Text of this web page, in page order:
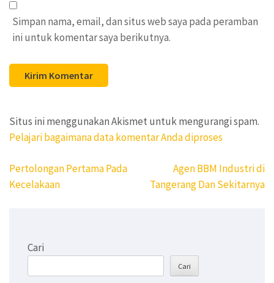
Simpan nama, email, dan situs web saya pada peramban
ini untuk komentar saya berikutnya.
Situs ini menggunakan Akismet untuk mengurangi spam.
Pelajari bagaimana data komentar Anda diproses
Navigasi
pos
Pertolongan Pertama Pada
Kecelakaan
Agen BBM Industri di
Tangerang Dan Sekitarnya
Cari
Cari